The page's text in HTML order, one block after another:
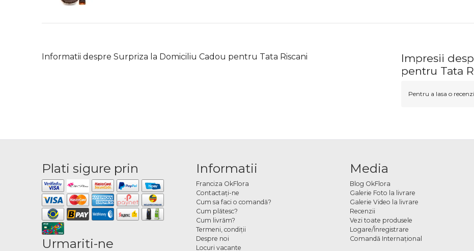
Informatii despre Surpriza la Domiciliu Cadou pentru Tata Riscani
Impresii
pentru Tata
Pentru a lasa o
Plati sigure prin
Urmariti-ne
Informatii
Franciza OkFlora
Contactaţi-ne
Cum sa faci o comandă?
Cum plătesc?
Cum livrăm?
Termeni, condiţii
Despre noi
Locuri vacante
Media
Blog OkFlora
Galerie Foto la livrare
Galerie Video la livrare
Recenzii
Vezi toate produsele
Logare/Înregistrare
Comandă Internațional